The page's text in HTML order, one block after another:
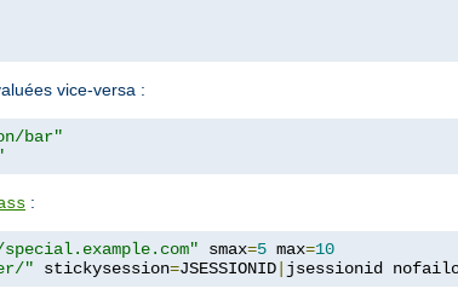
vice-versa :
bar"
:
smax=5 max=10
" stickysession=JSESSIONID jsessionid